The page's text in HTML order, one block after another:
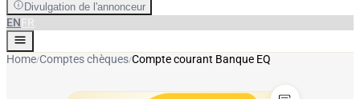
Divulgation de l'annonceur
EN
Home/Comptes chèques/Compte courant Banque EQ